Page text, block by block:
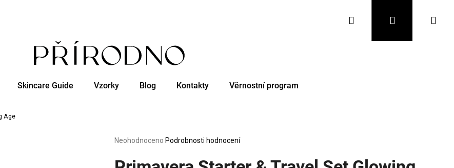
Hledat Přihlášení
Skincare Guide Vzorky Blog Kontakty Věrnostní program
Age
Průměrné
produktu
Neohodnoceno Podrobnosti hodnocení
Co potřebujete najít?